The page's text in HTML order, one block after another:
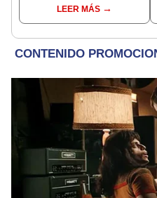
lo hermoso que es este
país"
LEER MÁS